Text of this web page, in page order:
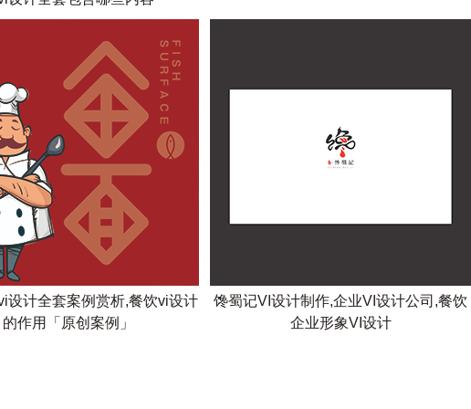
设计全套案例赏析,餐饮vi设计
的作用「原创案例」
馋蜀记VI设计制作,企业VI设计公司,餐饮
企业形象VI设计